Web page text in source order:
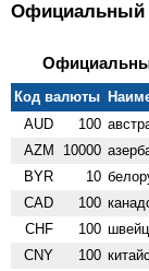
Официальный
Код валюты
AUD
100
AZM 10000
BYR 10
CAD 100
CHF 100
CNY 100